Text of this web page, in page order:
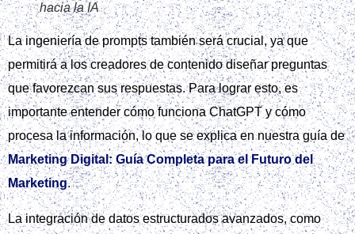
hacia la IA
La ingeniería de prompts también será crucial, ya que
permitirá a los creadores de contenido diseñar preguntas
que favorezcan sus respuestas. Para lograr esto, es
importante entender cómo funciona ChatGPT y cómo
procesa la información, lo que se explica en nuestra guía de
Marketing Digital: Guía Completa para el Futuro del
Marketing.
La integración de datos estructurados avanzados, como